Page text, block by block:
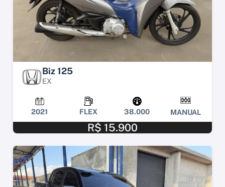
Biz 125
EX
2021 FLEX 38.000 MANUAL
R$ 15.900